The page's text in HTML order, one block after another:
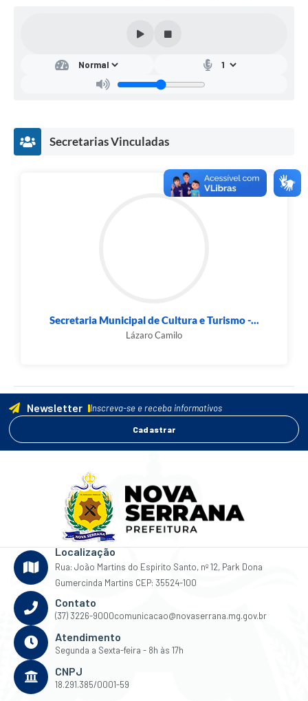
Secretarias Vinculadas
Secretaria Municipal de Cultura e Turismo -...
Lázaro Camilo
Newsletter Inscreva-se e receba informativos
Cadastrar
Localização
Rua: João Martins do Espirito Santo, nº 12, Park Dona
Gumercinda Martins CEP: 35524-100
Contato
(37) 3226-9000comunicacao@novaserrana.mg.gov.br
Atendimento
Segunda a Sexta-feira - 8h às 17h
CNPJ
18.291.385/0001-59